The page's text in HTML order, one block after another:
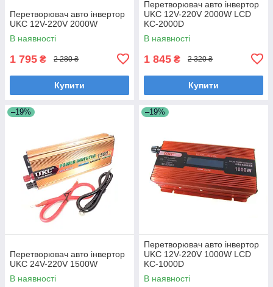
Перетворювач авто інвертор
UKC 12V-220V 2000W
В наявності
1 795 ₴ 2 280 ₴
Купити
Перетворювач авто інвертор
UKC 12V-220V 2000W LCD
KC-2000D
В наявності
1 845 ₴ 2 320 ₴
Купити
–19%
Перетворювач авто інвертор
UKC 24V-220V 1500W
В наявності
–19%
Перетворювач авто інвертор
UKC 12V-220V 1000W LCD
KC-1000D
В наявності